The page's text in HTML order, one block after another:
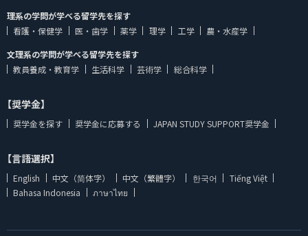
理系の学問が学べる留学先を探す
看護・保健学
医・歯学 薬学 理学 工学
農・水産学
文理系の学問が学べる留学先を探す
教員養成・教育学
生活科学 芸術学 総合科学
【奨学金】
奨学金を探す 奨学金に応募する JAPAN STUDY SUPPORT奨学金
【言語選択】
English 中文（简体字） 中文（繁體字） 한국어
Tiếng Việt
Bahasa Indonesia
ภาษาไทย